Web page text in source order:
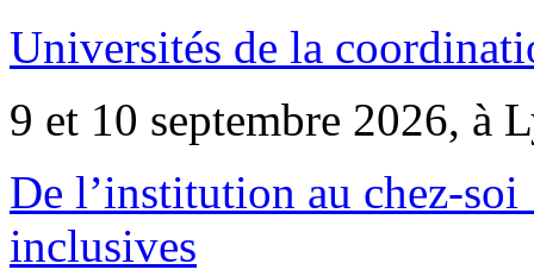
Universités de la
9 et 10 septembre 2026, à
De l’institution au chez-
inclusives